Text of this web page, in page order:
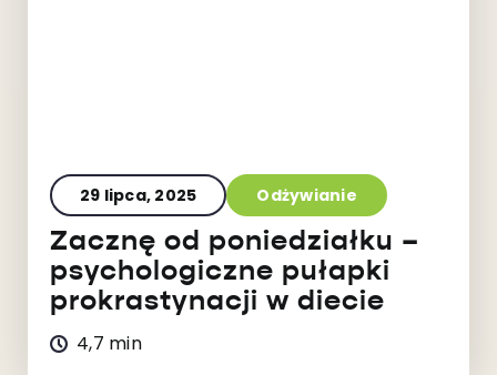
29 lipca, 2025 Odżywianie
Zacznę od poniedziałku –
psychologiczne pułapki
prokrastynacji w diecie
4,7 min